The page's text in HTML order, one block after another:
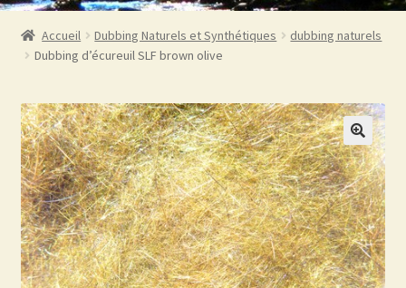
Accueil
Boutique
enfant
A propos
Contact 06.19.39.19.88
Accueil Dubbing Naturels et Synthétiques
dubbing naturels
Dubbing d’écureuil SLF brown olive